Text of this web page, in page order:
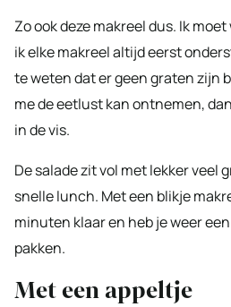
Zo ook deze makreel dus. Ik
ik elke makreel altijd eerst
te weten dat er geen graten zijn
me de eetlust kan ontnemen,
in de vis.
De salade zit vol met lekker veel
snelle lunch. Met een blikje
minuten klaar en heb je weer
pakken.
Met een appeltje